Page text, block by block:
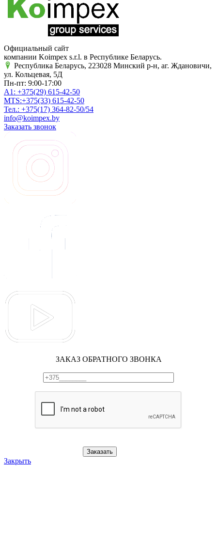
Официальный сайт
компании Koimpex s.r.l. в Республике Беларусь.
Республика Беларусь, 223028 Минский р-н, аг. Ждановичи,
ул. Кольцевая, 5Д
Пн-пт: 9:00-17:00
A1: +375(29) 615-42-50
MTS:+375(33) 615-42-50
Тел.: +375(17) 364-82-50/54
info@koimpex.by
Заказать звонок
ЗАКАЗ ОБРАТНОГО ЗВОНКА
Заказать
Закрыть